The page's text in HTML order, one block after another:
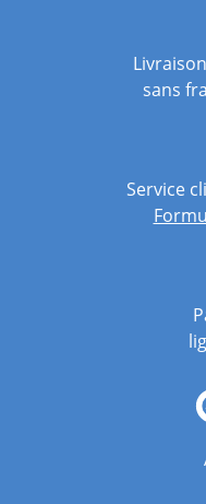
sans
Service